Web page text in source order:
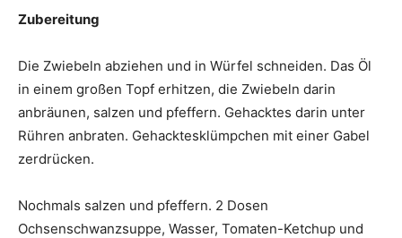
Zubereitung
Die Zwiebeln abziehen und in Würfel schneiden. Das Öl
in einem großen Topf erhitzen, die Zwiebeln darin
anbräunen, salzen und pfeffern. Gehacktes darin unter
Rühren anbraten. Gehacktesklümpchen mit einer Gabel
zerdrücken.
Nochmals salzen und pfeffern. 2 Dosen
Ochsenschwanzsuppe, Wasser, Tomaten-Ketchup und